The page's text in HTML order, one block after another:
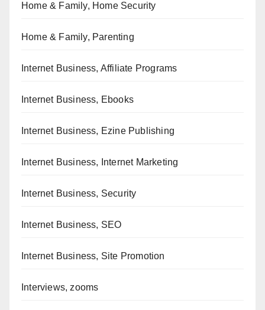
Home & Family, Home Security
Home & Family, Parenting
Internet Business, Affiliate Programs
Internet Business, Ebooks
Internet Business, Ezine Publishing
Internet Business, Internet Marketing
Internet Business, Security
Internet Business, SEO
Internet Business, Site Promotion
Interviews, zooms